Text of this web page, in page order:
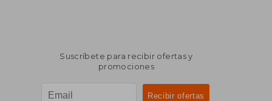
Suscríbete para recibir ofertas y
promociones